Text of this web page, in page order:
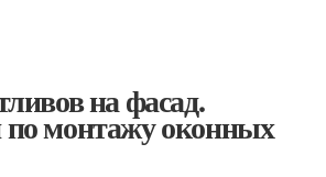
на фасад.
монтажу оконных